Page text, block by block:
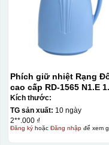
bằng một thanh gạt
phẩm như ly, cốc,
khác nhau, độ bền
phù hợp cho sản
quy trình chuẩn bị
tương đối cao.
Chất liệu:
Phích giữ nhiệt Rạng
cao cấp RD-1565 N1.E
màu xanh dương
Kích thước:
TG sản xuất: 10 ngày
2**.000 ₫
Đăng kýhoặc Đăng nhậpđể xem